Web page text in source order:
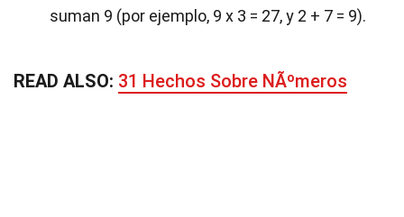
suman 9 (por ejemplo, 9 x 3 = 27, y 2 + 7 = 9).
READ ALSO: 31 Hechos Sobre NÃºmeros